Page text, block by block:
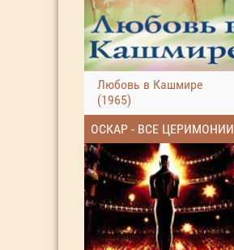
Любовь в Кашмире
(1965)
ОСКАР - ВСЕ ЦЕРИМОНИИ